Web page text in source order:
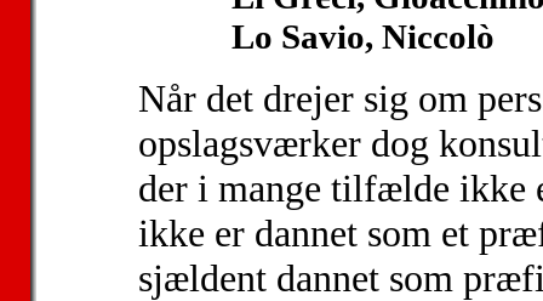
Lo Savio, Niccolò
Når det drejer sig om
opslagsværker dog
der i mange tilfælde ikke
ikke er dannet som et
sjældent dannet som